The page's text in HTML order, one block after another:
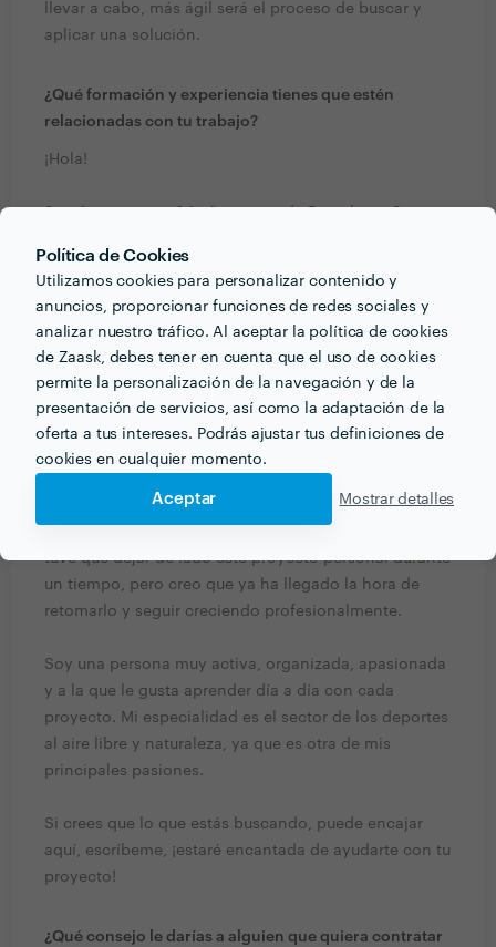
Política de Cookies
Utilizamos cookies para personalizar contenido y
anuncios, proporcionar funciones de redes sociales y
analizar nuestro tráfico. Al aceptar la política de cookies
de Zaask, debes tener en cuenta que el uso de cookies
permite la personalización de la navegación y de la
presentación de servicios, así como la adaptación de la
oferta a tus intereses. Podrás ajustar tus definiciones de
cookies en cualquier momento.
Aceptar Mostrar detalles
llevar a cabo, más ágil será el proceso de buscar y
aplicar una solución.
¿Qué formación y experiencia tienes que estén
relacionadas con tu trabajo?
¡Hola!
Comunicación, Posgraduada en Estrategia y
Creatividad Digital y en proceso de obtener una
titulación de Talent Scrum Master.
Me encanta mi profesión, sobre todo el mundo
digital, desde los inicios he trabajado en proyectos
de muchos tipos como creación de identidad
corporativa, páginas web, diseños para ropa,
tuve que dejar de lado este proyecto personal durante
un tiempo, pero creo que ya ha llegado la hora de
retomarlo y seguir creciendo profesionalmente.
Soy una persona muy activa, organizada, apasionada
y a la que le gusta aprender día a día con cada
proyecto. Mi especialidad es el sector de los deportes
al aire libre y naturaleza, ya que es otra de mis
principales pasiones.
Si crees que lo que estás buscando, puede encajar
aquí, escríbeme, ¡estaré encantada de ayudarte con tu
proyecto!
¿Qué consejo le darías a alguien que quiera contratar